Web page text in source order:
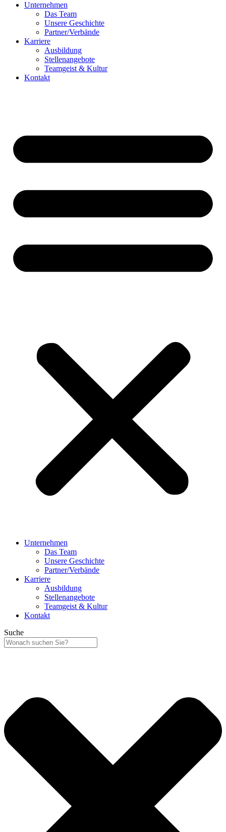
Unternehmen
Das Team
Unsere Geschichte
Partner/Verbände
Karriere
Ausbildung
Stellenangebote
Teamgeist & Kultur
Kontakt
Unternehmen
Das Team
Unsere Geschichte
Partner/Verbände
Karriere
Ausbildung
Stellenangebote
Teamgeist & Kultur
Kontakt
Suche